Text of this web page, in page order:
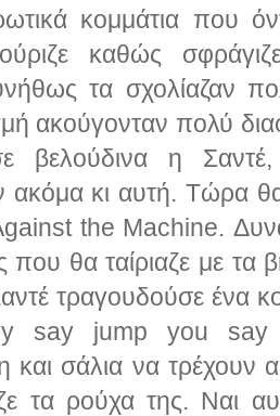
κομμάτια που
καθώς
τα σχολίαζαν
ακούγονταν πολύ
βελούδινα η
ακόμα κι αυτή. Τώρα θα
the Machine.
που θα ταίριαζε με τα
τραγουδούσε ένα
say jump you say
και σάλια να
τα ρούχα της. Ναι